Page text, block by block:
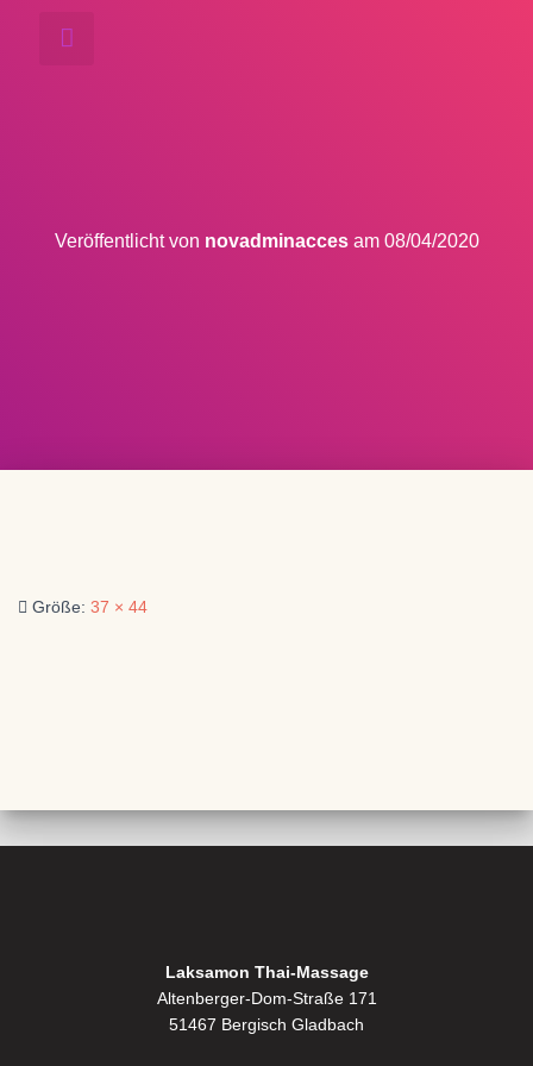
Veröffentlicht von novadminaccesam 08/04/2020
Größe: 37 × 44
Laksamon Thai-Massage
Altenberger-Dom-Straße 171
51467 Bergisch Gladbach